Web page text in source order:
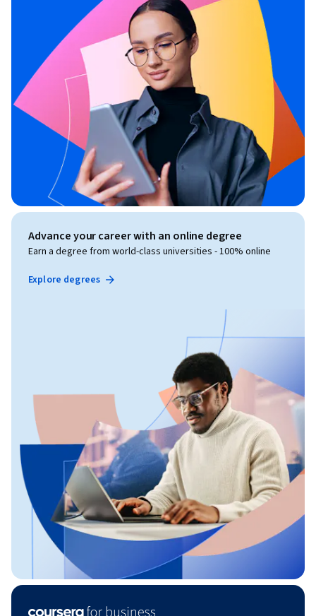
Advance your career with an online degree
Earn a degree from world-class universities - 100% online
Explore degrees